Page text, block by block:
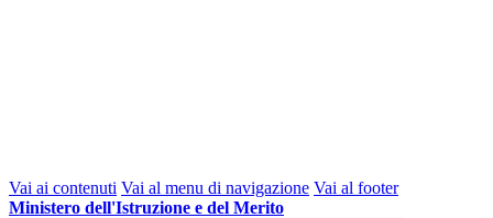
Vai ai contenuti Vai al menu di navigazione Vai al footer
Ministero dell'Istruzione e del Merito